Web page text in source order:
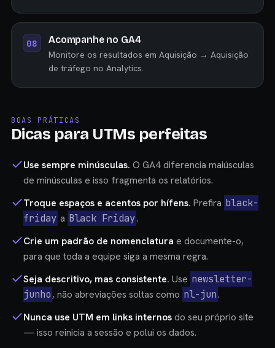
Acompanhe no GA4
Monitore os resultados em Aquisição → Aquisição
de tráfego no Analytics.
BOAS PRÁTICAS
Dicas para UTMs perfeitas
Use sempre minúsculas. O GA4 diferencia maiúsculas
de minúsculas e isso fragmenta os relatórios.
Troque espaços e acentos por hífens. Prefira black-
friday a Black Friday.
Crie um padrão de nomenclatura e documente-o,
para que toda a equipe siga a mesma regra.
Seja descritivo, mas consistente. Use newsletter-
junho, não abreviações soltas como nl-jun.
Nunca use UTM em links internosdo seu próprio site
— isso reinicia a sessão e polui os dados.